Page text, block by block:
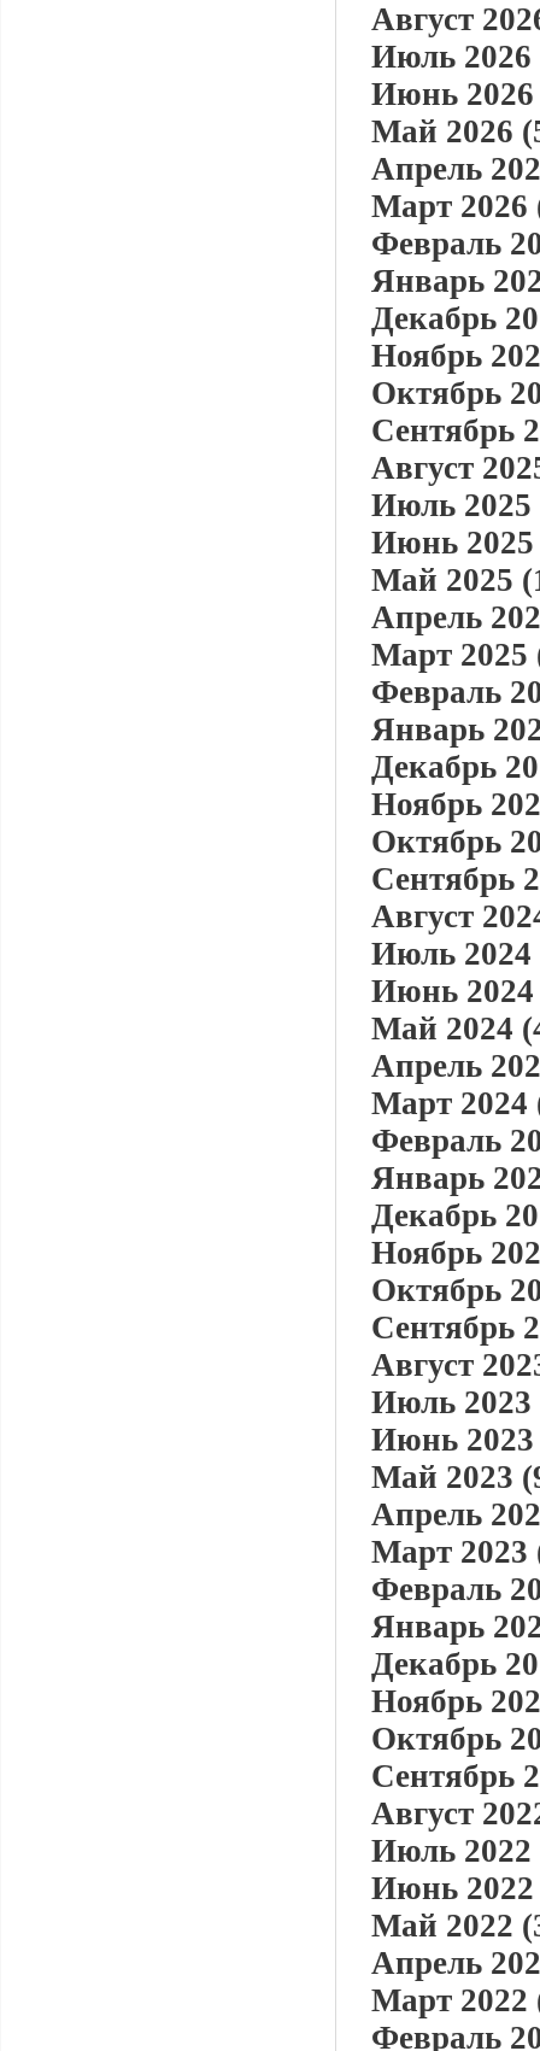
Август
Июль 2026
Июнь 2026
Май 2026
Апрель
Март 2026
Февраль
Январь
Декабрь
Ноябрь
Октябрь
Сентябрь
Август
Июль 2025
Июнь 2025
Май 2025
Апрель
Март 2025
Февраль
Январь
Декабрь
Ноябрь
Октябрь
Сентябрь
Август
Июль 2024
Июнь 2024
Май 2024
Апрель
Март 2024
Февраль
Январь
Декабрь
Ноябрь
Октябрь
Сентябрь
Август
Июль 2023
Июнь 2023
Май 2023
Апрель
Март 2023
Февраль
Январь
Декабрь
Ноябрь
Октябрь
Сентябрь
Август
Июль 2022
Июнь 2022
Май 2022
Апрель
Март 2022
Февраль